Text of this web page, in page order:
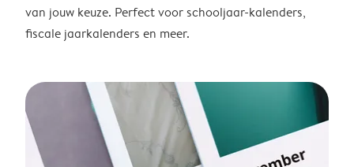
van jouw keuze. Perfect voor schooljaar-kalenders,
fiscale jaarkalenders en meer.